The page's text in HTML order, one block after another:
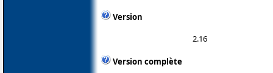
Version
2.16
Version complète